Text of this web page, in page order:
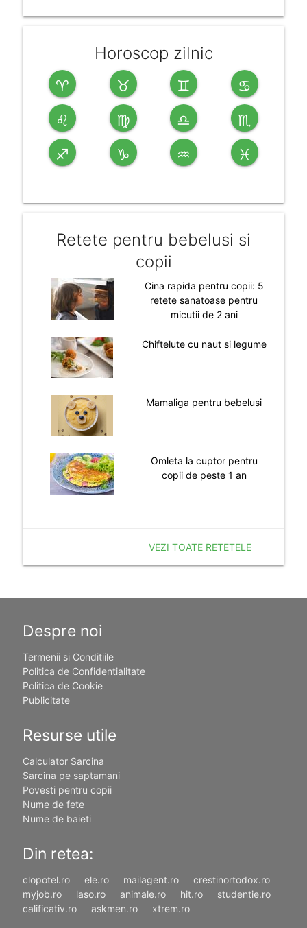
Horoscop zilnic
♈ ♉ ♊ ♋
♌ ♍ ♎ ♏
♐ ♑ ♒ ♓
Retete pentru bebelusi si
copii
Cina rapida pentru copii: 5
retete sanatoase pentru
micutii de 2 ani
Chiftelute cu naut si legume
Mamaliga pentru bebelusi
Omleta la cuptor pentru
copii de peste 1 an
VEZI TOATE RETETELE
Despre noi
Termenii si Conditiile
Politica de Confidentialitate
Politica de Cookie
Publicitate
Resurse utile
Calculator Sarcina
Sarcina pe saptamani
Povesti pentru copii
Nume de fete
Nume de baieti
Din retea:
clopotel.ro ele.ro mailagent.ro
crestinortodox.ro
myjob.ro
laso.ro animale.ro hit.ro
studentie.ro
calificativ.ro
askmen.ro xtrem.ro